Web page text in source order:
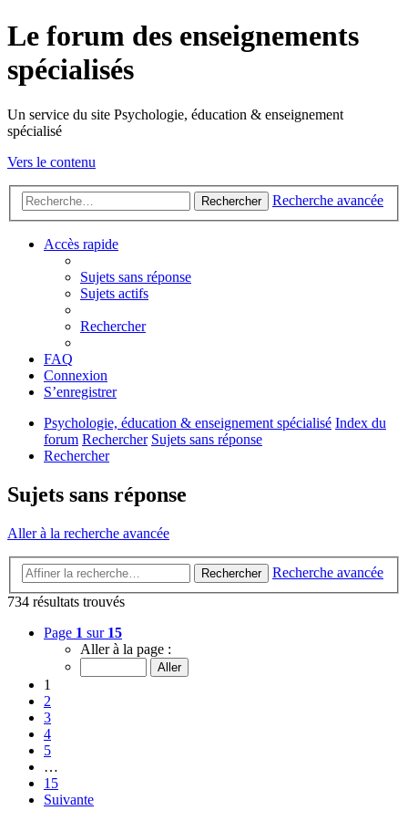
Le forum des enseignements
spécialisés
Un service du site Psychologie, éducation & enseignement
spécialisé
Vers le contenu
Rechercher Recherche avancée
Accès rapide
Sujets sans réponse
Sujets actifs
Rechercher
FAQ
Connexion
S’enregistrer
Psychologie, éducation & enseignement spécialisé Index du
forum Rechercher Sujets sans réponse
Rechercher
Sujets sans réponse
Aller à la recherche avancée
Rechercher
Recherche avancée
734 résultats trouvés
Page 1 sur 15
Aller à la page :
1
2
3
4
5
…
15
Suivante